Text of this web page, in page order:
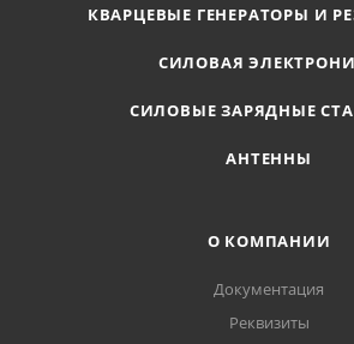
КВАРЦЕВЫЕ ГЕНЕРАТОРЫ И
СИЛОВАЯ
СИЛОВЫЕ ЗАРЯДНЫЕ
АНТЕННЫ
О КОМПАНИИ
Документация
Реквизиты